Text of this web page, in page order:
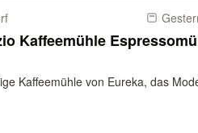
Kaffeemühle
Kaffeemühle von Eureka, das